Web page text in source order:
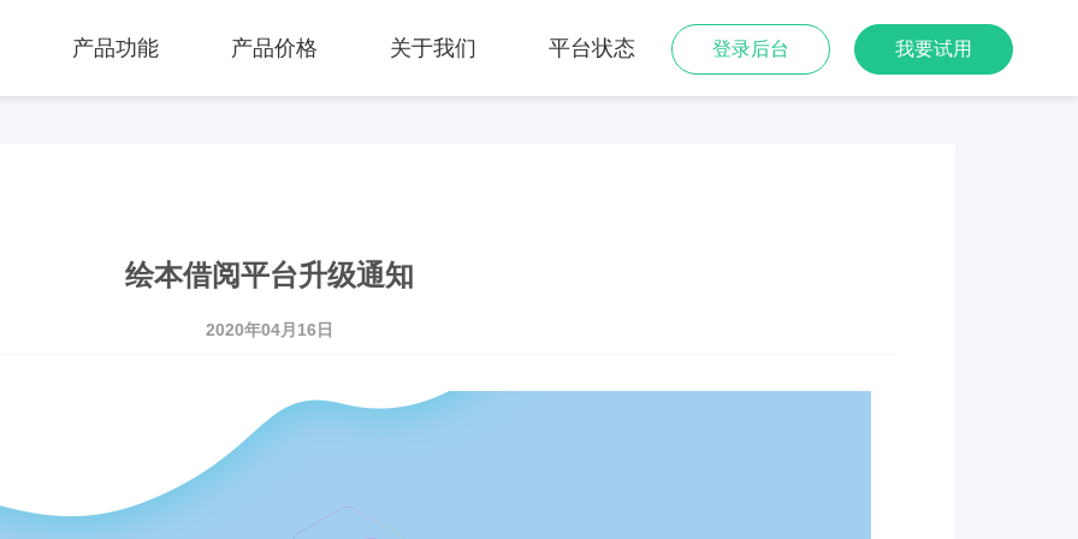
登录后台 我要试用
产品功能 产品价格 关于我们 平台状态
绘本借阅平台升级通知
2020年04月16日